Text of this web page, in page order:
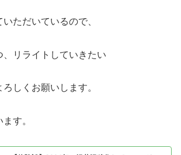
ただいているので、
リライトしていきたい
しくお願いします。
す。